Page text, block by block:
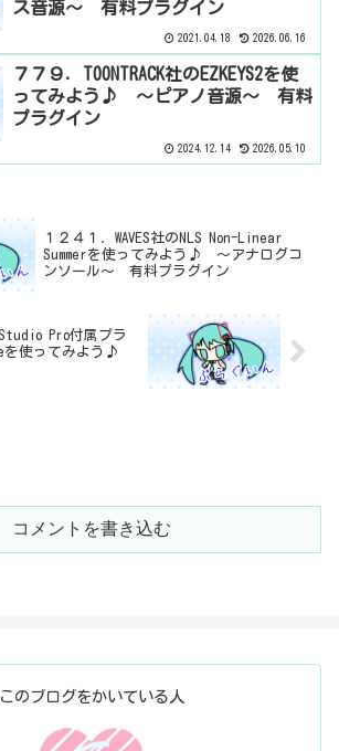
ス音源～ 有料プラグイン
2021.04.18 2026.06.16
７７９．TOONTRACK社のEZKEYS2を使
ってみよう♪ ～ピアノ音源～ 有料
プラグイン
2024.12.14 2026.05.10
１２４１．WAVES社のNLS Non-Linear
Summerを使ってみよう♪ ～アナログコ
ンソール～ 有料プラグイン
Pro付属プラ
を使ってみよう♪
コメントを書き込む
このブログをかいている人